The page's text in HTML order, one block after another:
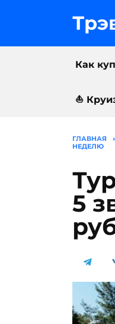
Как
⛵️
ГЛАВНАЯ
НЕДЕЛЮ
5